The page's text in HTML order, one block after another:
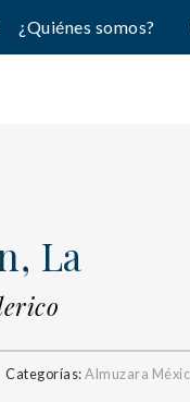
¿Quiénes somos?
La
Categorías:Almuzara